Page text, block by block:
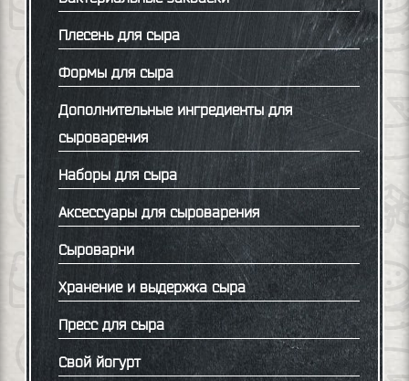
Плесень для сыра
Формы для сыра
Дополнительные ингредиенты для
сыроварения
Наборы для сыра
Аксессуары для сыроварения
Сыроварни
Хранение и выдержка сыра
Пресс для сыра
Свой йогурт